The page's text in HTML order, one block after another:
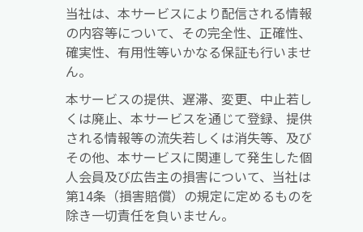
当社は、本サービスにより配信される情報
の内容等について、その完全性、正確性、
確実性、有用性等いかなる保証も行いませ
ん。
本サービスの提供、遅滞、変更、中止若し
くは廃止、本サービスを通じて登録、提供
される情報等の流失若しくは消失等、及び
その他、本サービスに関連して発生した個
人会員及び広告主の損害について、当社は
第14条（損害賠償）の規定に定めるものを
除き一切責任を負いません。